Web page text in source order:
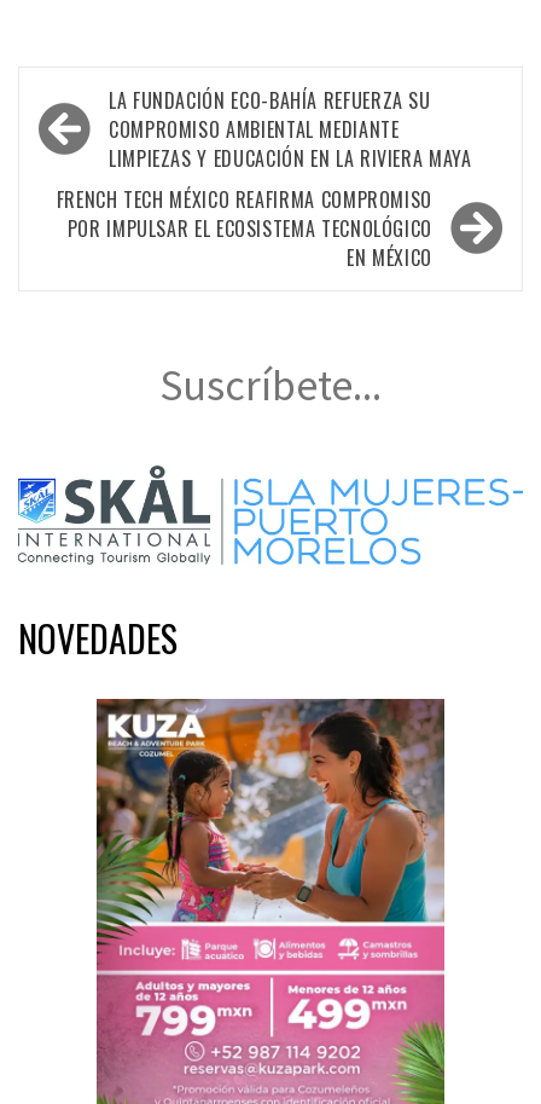
Navegación
de
entradas
LA FUNDACIÓN ECO-BAHÍA REFUERZA SU
COMPROMISO AMBIENTAL MEDIANTE
LIMPIEZAS Y EDUCACIÓN EN LA RIVIERA MAYA
FRENCH TECH MÉXICO REAFIRMA COMPROMISO
POR IMPULSAR EL ECOSISTEMA TECNOLÓGICO
EN MÉXICO
Suscríbete...
NOVEDADES